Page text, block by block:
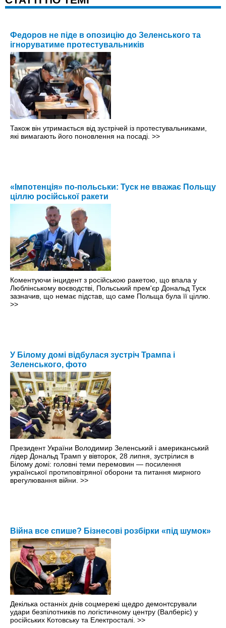
Федоров не піде в опозицію до Зеленського та
ігноруватиме протестувальників
Також він утримається від зустрічей із протестувальниками,
які вимагають його поновлення на посаді. >>
«Імпотенція» по-польськи: Туск не вважає Польщу
ціллю російської ракети
Коментуючи інцидент з російською ракетою, що впала у
Люблінському воєводстві, Польський прем'єр Дональд Туск
зазначив, що немає підстав, що саме Польща була її ціллю.
>>
У Білому домі відбулася зустріч Трампа і
Зеленського, фото
Президент України Володимир Зеленський і американський
лідер Дональд Трамп у вівторок, 28 липня, зустрілися в
Білому домі: головні теми перемовин — посилення
української протиповітряної оборони та питання мирного
врегулювання війни. >>
Війна все спише? Бізнесові розбірки «під шумок»
Декілька останніх днів соцмережі щедро демонтсрували
удари безпілотників по логістичному центру (Валберіс) у
російських Котовську та Електросталі. >>